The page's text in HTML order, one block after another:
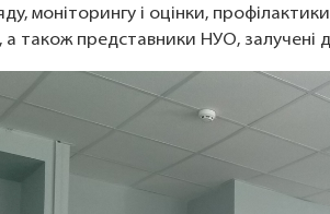
моніторингу і оцінки,
а також представники НУО, залучені